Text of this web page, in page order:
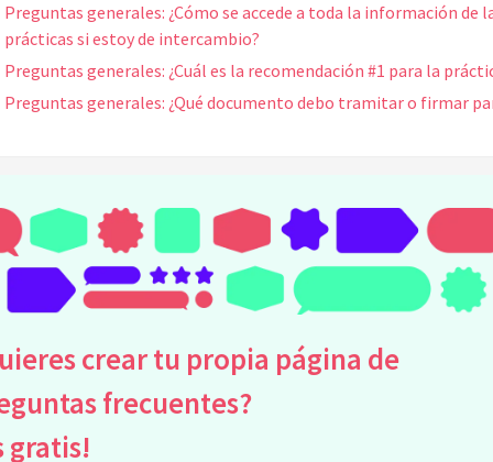
Preguntas generales: ¿Cómo se accede a toda la información de
prácticas si estoy de intercambio?
Preguntas generales: ¿Cuál es la recomendación #1 para la
Preguntas generales: ¿Qué documento debo tramitar o firmar
Preguntas generales: ¿Nos dan carné en el lugar de prácticas?
Preguntas generales: ¿Hay certificado al finalizar la práctica?
Preguntas generales: ¿Cómo poner la experiencia de práctica en la
hoja de vida?
Preguntas generales: ¿Cuándo empiezan las prácticas? ¿Cuándo
acaban las prácticas?
Preguntas generales: ¿En caso de emergencia, con quien debo
hablar?
crear tu propia página de
frecuentes?
gratis!